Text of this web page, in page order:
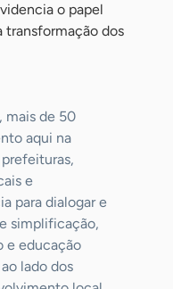
o papel
transformação dos
mais de 50
aqui na
e
para dialogar e
simplificação,
e educação
lado dos